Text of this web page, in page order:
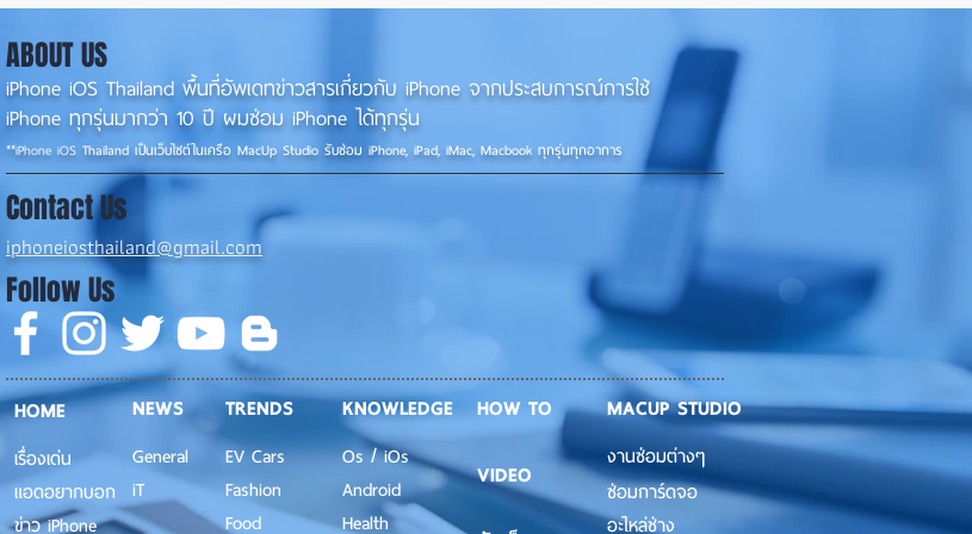
พร้อมแก้บั๊กชุดใหญ่ เตรียมความ
พร้อมก่อนปล่อยเวอร์ชันเต็ม! 📱
ครั้งใหญ่ ปรับเสียงได้ละเอียดกว่า
ABOUT US
iPhone iOS Thailand พื้นที่อัพเดทข่าวสารเกี่ยวกับ iPhone จากประสบการณ์การใช้
iPhone ทุกรุ่นมากว่า 10 ปี ผมซ่อม iPhone ได้ทุกรุ่น
**iPhone iOS Thailand เป็นเว็บไซต์ในเครือ MacUp Studio รับซ่อม iPhone, iPad, iMac, Macbook ทุกรุ่นทุกอาการ
Contact Us
iphoneiosthailand@gmail.com
Follow Us
HOME
เรื่องเด่น
แอดอยากบอก
ข่าว iPhone
NEWS
General
iT
TRENDS
EV Cars
Fashion
Food
KNOWLEDGE
Os / iOs
Android
Health
HOW TO
VIDEO
MACUP STUDIO
งานซ่อมต่างๆ
ซ่อมการ์ดจอ
อะไหล่ช่าง